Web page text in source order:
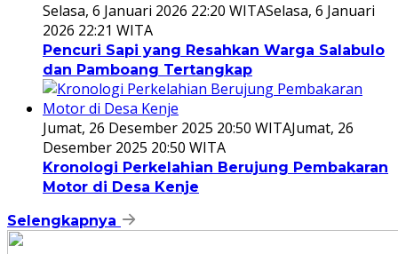
Selasa, 6 Januari 2026 22:20 WITASelasa, 6 Januari
2026 22:21 WITA
Pencuri Sapi yang Resahkan Warga Salabulo
dan Pamboang Tertangkap
Jumat, 26 Desember 2025 20:50 WITAJumat, 26
Desember 2025 20:50 WITA
Kronologi Perkelahian Berujung Pembakaran
Motor di Desa Kenje
Selengkapnya